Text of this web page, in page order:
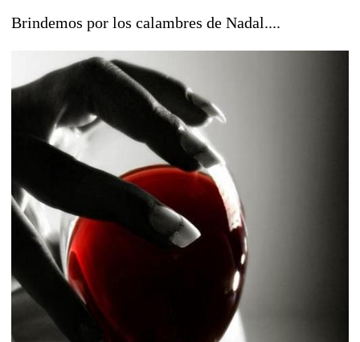
Brindemos por los calambres de Nadal....